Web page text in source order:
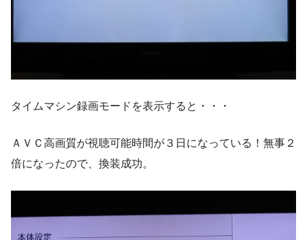
タイムマシン録画モードを表示すると・・・
ＡＶＣ高画質が視聴可能時間が３日になっている！無事２
倍になったので、換装成功。